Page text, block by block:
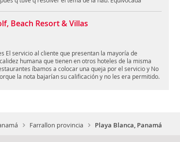
Beach Resort & Villas
El servicio al cliente que presentan la mayoría de
humana que tienen en otros hoteles de la misma
íbamos a colocar una queja por el servicio y No
la nota bajarían su calificación y no les era permitido.
Farrallon provincia Playa Blanca, Panamá